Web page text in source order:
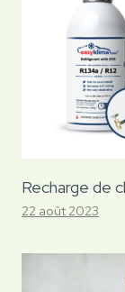
Recharge de
22 août 2023